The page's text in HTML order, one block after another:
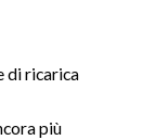
di ricarica
più